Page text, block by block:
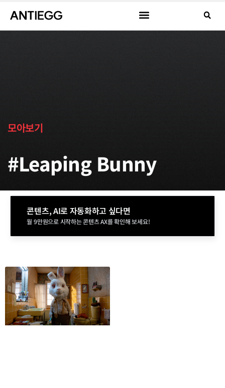
모아보기
#Leaping Bunny
콘텐츠, AI로 자동화하고 싶다면
월 9만원으로 시작하는 콘텐츠 AX를 확인해 보세요!